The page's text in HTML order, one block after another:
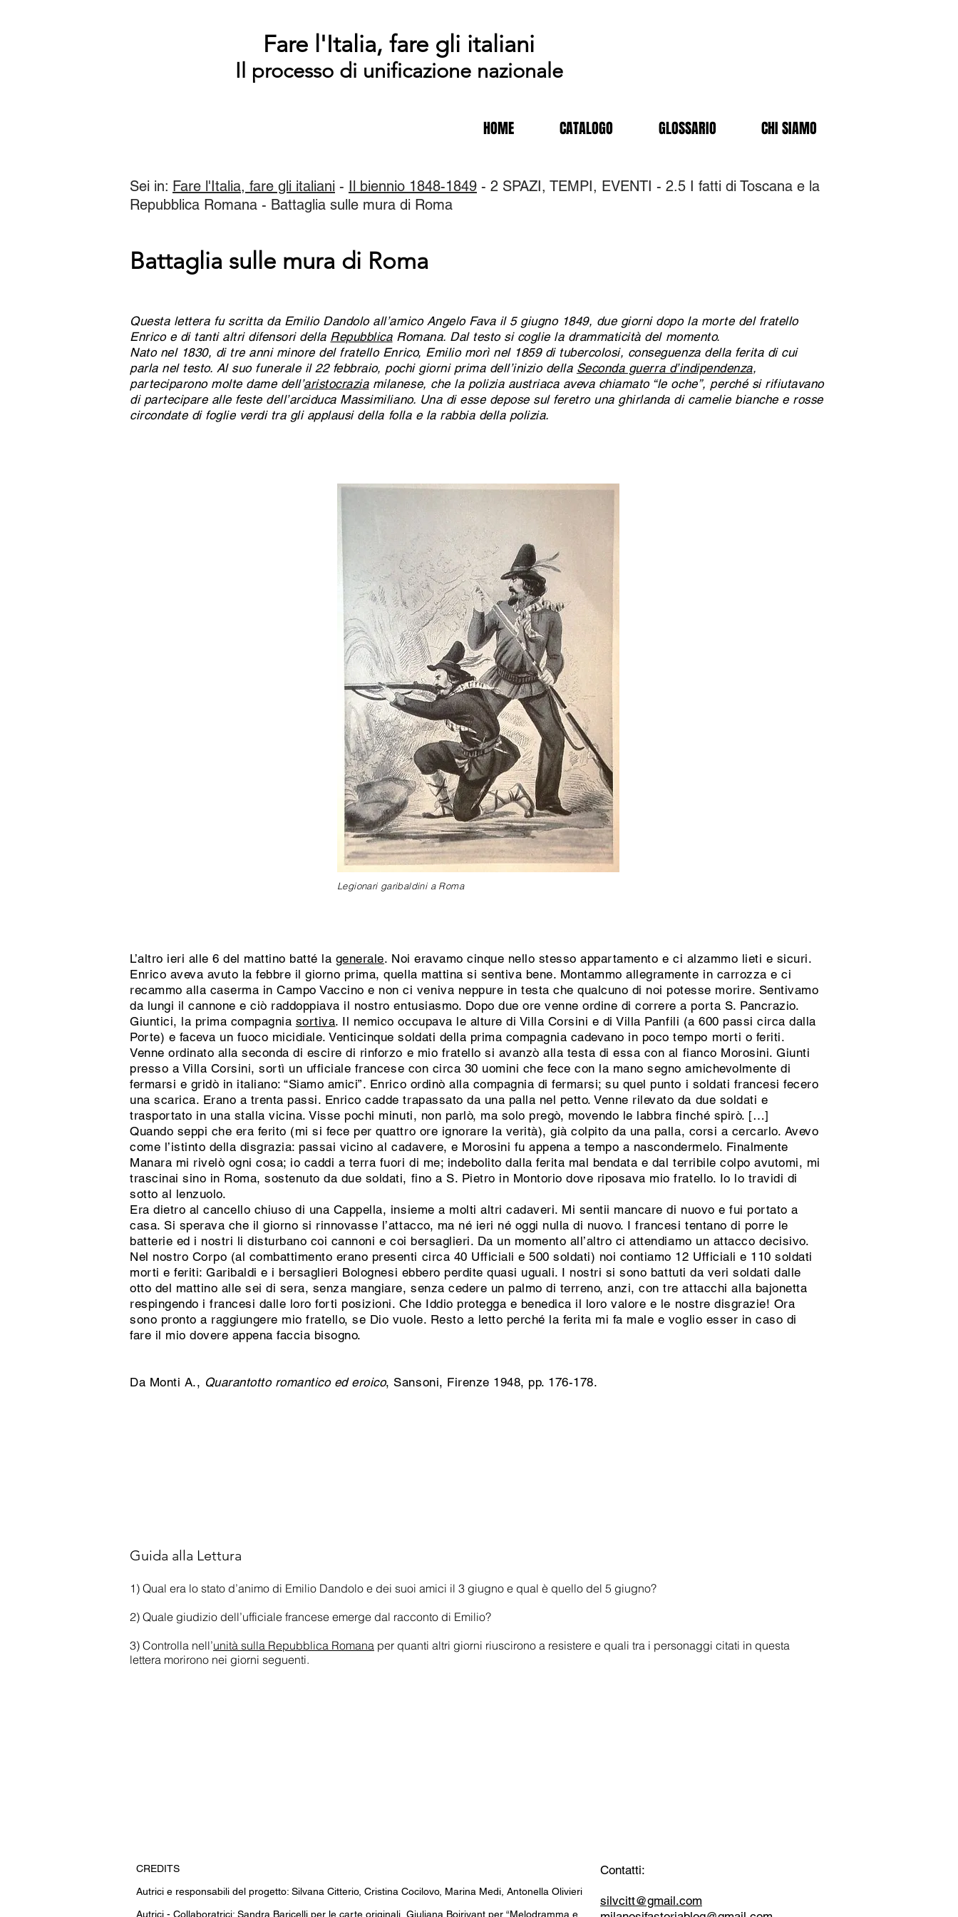
Fare l'Italia, fare gli italiani
Il processo di unificazione nazionale
HOME CATALOGO GLOSSARIO CHI SIAMO
Sei in: Fare l'Italia, fare gli italiani - Il biennio 1848-1849 - 2 SPAZI, TEMPI, EVENTI - 2.5 I fatti di Toscana e la
Repubblica Romana - Battaglia sulle mura di Roma
Battaglia sulle mura di Roma
Questa lettera fu scritta da Emilio Dandolo all’amico Angelo Fava il 5 giugno 1849, due giorni dopo la morte del fratello
Enrico e di tanti altri difensori della RepubblicaRomana. Dal testo si coglie la drammaticità del momento.
Nato nel 1830, di tre anni minore del fratello Enrico, Emilio morì nel 1859 di tubercolosi, conseguenza della ferita di cui
parla nel testo. Al suo funerale il 22 febbraio, pochi giorni prima dell’inizio della Seconda guerra d’indipendenza,
parteciparono molte dame dell’aristocraziamilanese, che la polizia austriaca aveva chiamato “le oche”, perché si rifiutavano
di partecipare alle feste dell’arciduca Massimiliano. Una di esse depose sul feretro una ghirlanda di camelie bianche e rosse
circondate di foglie verdi tra gli applausi della folla e la rabbia della polizia.
Legionari garibaldini a Roma
L’altro ieri alle 6 del mattino batté la generale. Noi eravamo cinque nello stesso appartamento e ci alzammo lieti e sicuri.
Enrico aveva avuto la febbre il giorno prima, quella mattina si sentiva bene. Montammo allegramente in carrozza e ci
recammo alla caserma in Campo Vaccino e non ci veniva neppure in testa che qualcuno di noi potesse morire. Sentivamo
da lungi il cannone e ciò raddoppiava il nostro entusiasmo. Dopo due ore venne ordine di correre a porta S. Pancrazio.
Giuntici, la prima compagnia sortiva. Il nemico occupava le alture di Villa Corsini e di Villa Panfili (a 600 passi circa dalla
Porte) e faceva un fuoco micidiale. Venticinque soldati della prima compagnia cadevano in poco tempo morti o feriti.
Venne ordinato alla seconda di escire di rinforzo e mio fratello si avanzò alla testa di essa con al fianco Morosini. Giunti
presso a Villa Corsini, sortì un ufficiale francese con circa 30 uomini che fece con la mano segno amichevolmente di
fermarsi e gridò in italiano: “Siamo amici”. Enrico ordinò alla compagnia di fermarsi; su quel punto i soldati francesi fecero
una scarica. Erano a trenta passi. Enrico cadde trapassato da una palla nel petto. Venne rilevato da due soldati e
trasportato in una stalla vicina. Visse pochi minuti, non parlò, ma solo pregò, movendo le labbra finché spirò. […]
Quando seppi che era ferito (mi si fece per quattro ore ignorare la verità), già colpito da una palla, corsi a cercarlo. Avevo
come l’istinto della disgrazia: passai vicino al cadavere, e Morosini fu appena a tempo a nascondermelo. Finalmente
Manara mi rivelò ogni cosa; io caddi a terra fuori di me; indebolito dalla ferita mal bendata e dal terribile colpo avutomi, mi
trascinai sino in Roma, sostenuto da due soldati, fino a S. Pietro in Montorio dove riposava mio fratello. Io lo travidi di
sotto al lenzuolo.
Era dietro al cancello chiuso di una Cappella, insieme a molti altri cadaveri. Mi sentii mancare di nuovo e fui portato a
casa. Si sperava che il giorno si rinnovasse l’attacco, ma né ieri né oggi nulla di nuovo. I francesi tentano di porre le
batterie ed i nostri li disturbano coi cannoni e coi bersaglieri. Da un momento all’altro ci attendiamo un attacco decisivo.
Nel nostro Corpo (al combattimento erano presenti circa 40 Ufficiali e 500 soldati) noi contiamo 12 Ufficiali e 110 soldati
morti e feriti: Garibaldi e i bersaglieri Bolognesi ebbero perdite quasi uguali. I nostri si sono battuti da veri soldati dalle
otto del mattino alle sei di sera, senza mangiare, senza cedere un palmo di terreno, anzi, con tre attacchi alla bajonetta
respingendo i francesi dalle loro forti posizioni. Che Iddio protegga e benedica il loro valore e le nostre disgrazie! Ora
sono pronto a raggiungere mio fratello, se Dio vuole. Resto a letto perché la ferita mi fa male e voglio esser in caso di
fare il mio dovere appena faccia bisogno.
Da Monti A., Quarantotto romantico ed eroico, Sansoni, Firenze 1948, pp. 176-178.
Guida alla Lettura
1) Qual era lo stato d’animo di Emilio Dandolo e dei suoi amici il 3 giugno e qual è quello del 5 giugno?
2) Quale giudizio dell’ufficiale francese emerge dal racconto di Emilio?
3) Controlla nell’unità sulla Repubblica Romana per quanti altri giorni riuscirono a resistere e quali tra i personaggi citati in questa
lettera morirono nei giorni seguenti.
CREDITS
Autrici e responsabili del progetto: Silvana Citterio, Cristina Cocilovo, Marina Medi, Antonella Olivieri
Autrici - Collaboratrici: Sandra Baricelli per le carte originali, Giuliana Boirivant per “Melodramma e
Contatti:
silvcitt@gmail.com